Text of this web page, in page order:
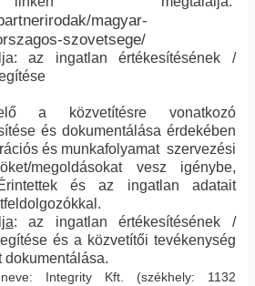
magyar-
szovetsege/
az ingatlan értékesítésének /
a közvetítésre vonatkozó
és dokumentálása érdekében
és munkafolyamat szervezési
megoldásokat vesz igénybe,
és az ingatlan adatait
: az ingatlan értékesítésének /
és a közvetítői tevékenység
dokumentálása.
neve: Integrity Kft. (székhely: 1132